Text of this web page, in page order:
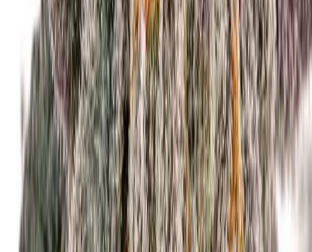
Cannabis Extrakte